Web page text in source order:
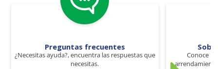
Preguntas frecuentes
¿Necesitas ayuda?, encuentra las respuestas que
necesitas.
Conoce